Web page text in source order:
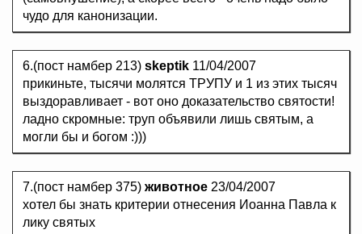
чудо для канонизации.
6.(пост намбер 213) skeptik 11/04/2007
прикиньте, тысячи молятся ТРУПУ и 1 из этих тысяч
выздоравливает - вот оно доказательство святости!
ладно скромные: труп объявили лишь святым, а
могли бы и богом :)))
7.(пост намбер 375) животное 23/04/2007
хотел бы знать критерии отнесения Иоанна Павла к
лику святых